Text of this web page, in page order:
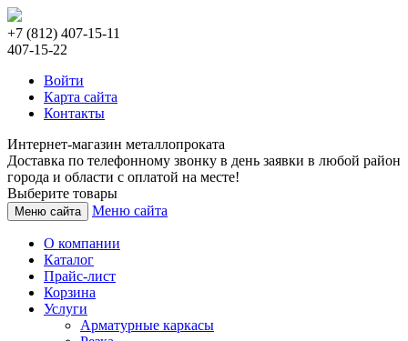
+7 (812) 407-15-11
407-15-22
Войти
Карта сайта
Контакты
Интернет-магазин металлопроката
Доставка по телефонному звонку в день заявки в любой район
города и области с оплатой на месте!
Выберите товары
Меню сайта Меню сайта
О компании
Каталог
Прайс-лист
Корзина
Услуги
Арматурные каркасы